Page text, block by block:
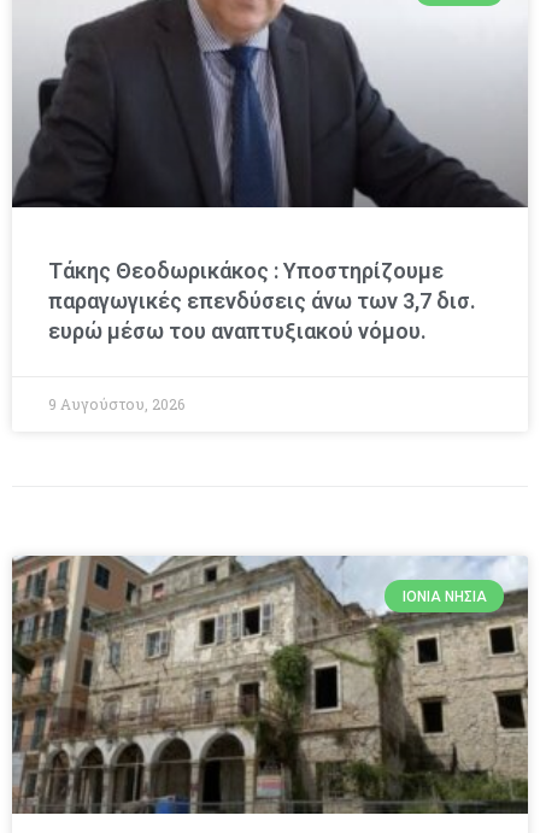
Τάκης Θεοδωρικάκος : Υποστηρίζουμε
παραγωγικές επενδύσεις άνω των 3,7 δισ.
ευρώ μέσω του αναπτυξιακού νόμου.
9 Αυγούστου, 2026
ΙΌΝΙΑ ΝΗΣΙΆ